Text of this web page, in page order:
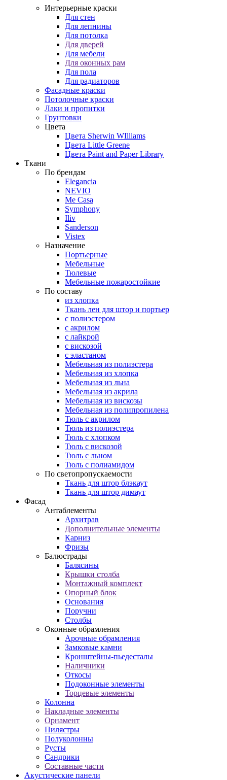
Интерьерные краски
Для стен
Для лепнины
Для потолка
Для дверей
Для мебели
Для оконных рам
Для пола
Для радиаторов
Фасадные краски
Потолочные краски
Лаки и пропитки
Грунтовки
Цвета
Цвета Sherwin WIlliams
Цвета Little Greene
Цвета Paint and Paper Library
Ткани
По брендам
Elegancia
NEVIO
Me Casa
Symphony
Iliv
Sanderson
Vistex
Назначение
Портьерные
Мебельные
Тюлевые
Мебельные пожаростойкие
По составу
из хлопка
Ткань лен для штор и портьер
с полиэстером
с акрилом
с лайкрой
с вискозой
с эластаном
Мебельная из полиэстера
Мебельная из хлопка
Мебельная из льна
Мебельная из акрила
Мебельная из вискозы
Мебельная из полипропилена
Тюль с акрилом
Тюль из полиэстера
Тюль с хлопком
Тюль с вискозой
Тюль с льном
Тюль с полиамидом
По светопропускаемости
Ткань для штор блэкаут
Ткань для штор димаут
Фасад
Антаблементы
Архитрав
Дополнительные элементы
Карниз
Фризы
Балюстрады
Балясины
Крышки столба
Монтажный комплект
Опорный блок
Основания
Поручни
Столбы
Оконные обрамления
Арочные обрамления
Замковые камни
Кронштейны-пьедесталы
Наличники
Откосы
Подоконные элементы
Торцевые элементы
Колонна
Накладные элементы
Орнамент
Пилястры
Полуколонны
Русты
Сандрики
Составные части
Акустические панели